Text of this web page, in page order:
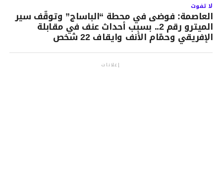
لا تفوت
العاصمة: فوضى في محطة “الباساج” وتوقّف سير
الميترو رقم 2.. بسبب أحداث عنف في مقابلة
الإفريقي وحمّام الأنف وايقاف 22 شخص
إعلانات